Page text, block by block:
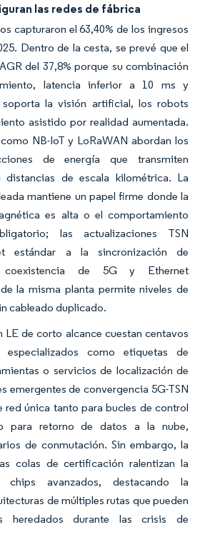
las redes de fábrica
capturaron el 63,40% de los ingresos
Dentro de la cesta, se prevé que el
del 37,8% porque su combinación
latencia inferior a 10 ms y
la visión artificial, los robots
asistido por realidad aumentada.
NB-IoT y LoRaWAN abordan los
de energía que transmiten
distancias de escala kilométrica. La
mantiene un papel firme donde la
es alta o el comportamiento
las actualizaciones TSN
estándar a la sincronización de
coexistencia de 5G y Ethernet
la misma planta permite niveles de
cableado duplicado.
LE de corto alcance cuestan centavos
como etiquetas de
o servicios de localización de
emergentes de convergencia 5G-TSN
red única tanto para bucles de control
para retorno de datos a la nube,
de conmutación. Sin embargo, la
colas de certificación ralentizan la
avanzados, destacando la
de múltiples rutas que pueden
heredados durante las crisis de